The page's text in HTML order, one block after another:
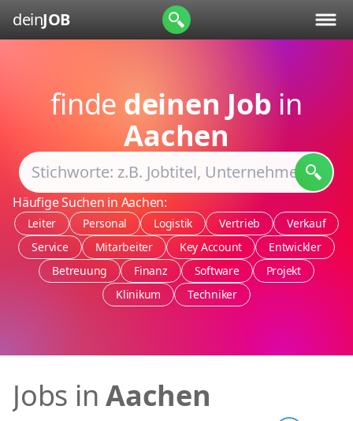
deinJOB
finde deinen Job in
Aachen
Häufige Suchen in Aachen:
Leiter Personal Logistik Vertrieb
Verkauf
Service
Mitarbeiter Key Account
Entwickler
Betreuung
Finanz Software
Projekt
Klinikum
Techniker
Jobs in Aachen